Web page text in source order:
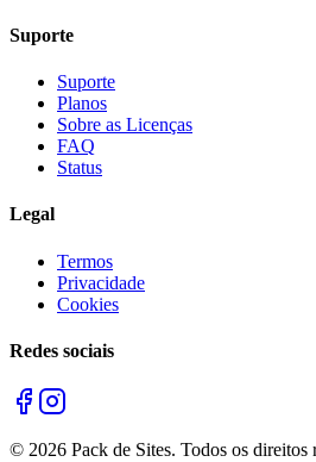
Suporte
Suporte
Planos
Sobre as Licenças
FAQ
Status
Legal
Termos
Privacidade
Cookies
Redes sociais
© 2026 Pack de Sites. Todos os direitos